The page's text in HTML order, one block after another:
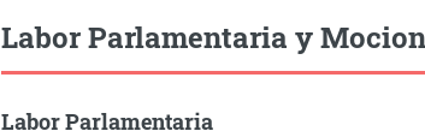
Labor Parlamentaria y
Labor Parlamentaria